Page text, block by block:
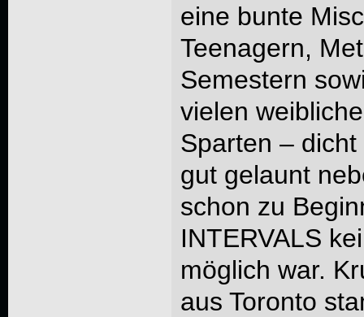
eine bunte
Teenagern,
Semestern
vielen
Sparten –
gut gelaunt
schon zu
INTERVALS
möglich war.
aus Toronto